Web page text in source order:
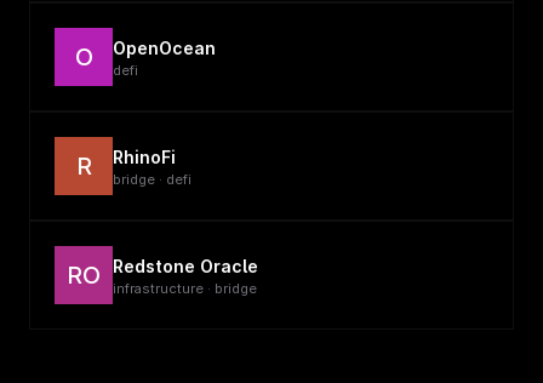
O OpenOcean
defi
R RhinoFi
bridge · defi
RO Redstone Oracle
infrastructure · bridge